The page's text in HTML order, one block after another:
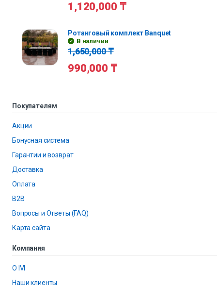
1,120,000 ₸
Ротанговый комплект Banquet
В наличии
1,650,000₸
990,000 ₸
Покупателям
Акции
Бонусная система
Гарантии и возврат
Доставка
Оплата
B2B
Вопросы и Ответы (FAQ)
Карта сайта
Компания
О IVI
Наши клиенты